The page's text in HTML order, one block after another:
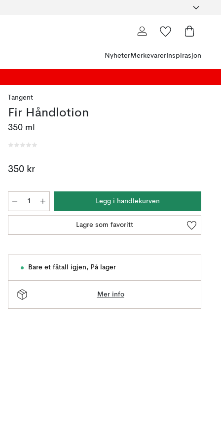
NyheterMerkevarer Inspirasjon
Tangent
Fir Håndlotion
350 ml
350 kr
Legg i handlekurven
Lagre som favoritt
Bare et fåtall igjen, På lager
Mer info